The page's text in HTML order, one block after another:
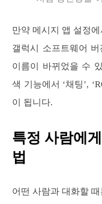
만약 메시지 앱 설정
갤럭시 소프트웨어
이름이 바뀌었을 수
색 기능에서 ‘채팅’,
이 됩니다.
특정 사람에
법
어떤 사람과 대화할